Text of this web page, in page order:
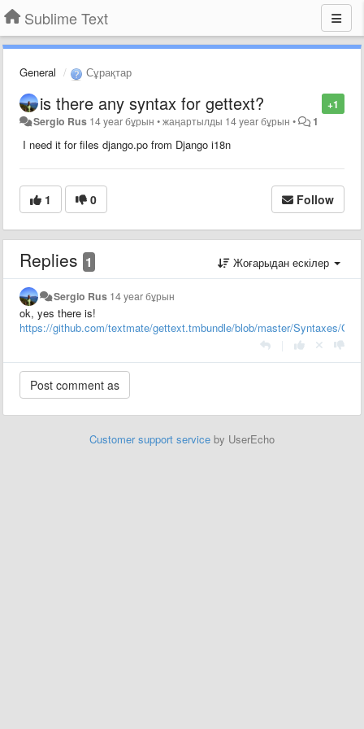
Sublime Text
General Сұрақтар
+1
is there any syntax for gettext?
Sergio Rus 14 year бұрын •жаңартылды 14 year бұрын • 1
I need it for files django.po from Django i18n
1 0 Follow
Replies 1 Жоғарыдан ескілер
Sergio Rus 14 year бұрын
ok, yes there is!
https://github.com/textmate/gettext.tmbundle/blob/master/Syntaxes/
Customer support service by UserEcho